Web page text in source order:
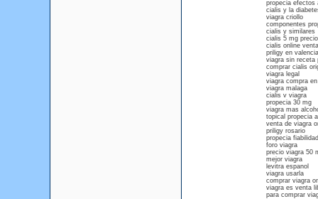
propecia efectos
cialis y la
viagra criollo
componentes
cialis y similares
cialis 5 mg
cialis online venta
priligy en valencia
viagra sin receta
comprar cialis
viagra legal
viagra compra
viagra malaga
cialis v viagra
propecia 30 mg
viagra mas
topical propecia
venta de viagra
priligy rosario
propecia fiabilidad
foro viagra
precio viagra 50
mejor viagra
levitra espanol
viagra usarla
comprar viagra
viagra es venta
para comprar